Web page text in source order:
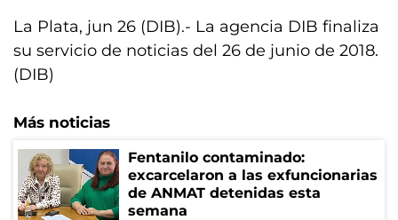
La Plata, jun 26 (DIB).- La agencia DIB finaliza
su servicio de noticias del 26 de junio de 2018.
(DIB)
Más noticias
Fentanilo contaminado:
excarcelaron a las exfuncionarias
de ANMAT detenidas esta
semana